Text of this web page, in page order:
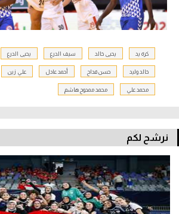
كرة يد يحيى خالد سيف الدرع يحيى الدرع
خالد وليد حسن قداح أحمد عادل علي زين
محمد علي محمد ممدوح هاشم
نرشح لكم